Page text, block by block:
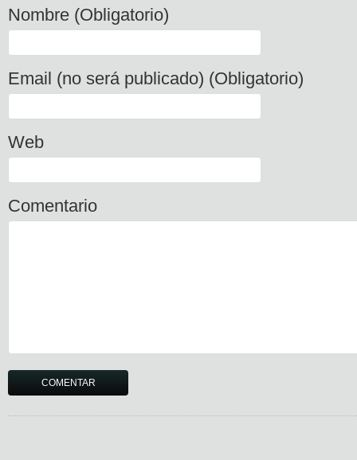
Nombre (Obligatorio)
Email (no será publicado) (Obligatorio)
Web
Comentario